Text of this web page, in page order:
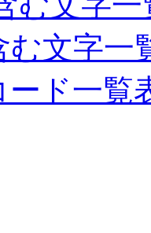
む文字一
ード一覧